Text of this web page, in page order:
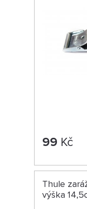
99 Kč
Thule
výška